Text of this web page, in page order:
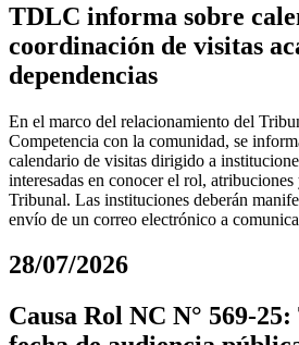
TDLC informa sobre
coordinación de visitas
dependencias
En el marco del relacionamiento del
Competencia con la comunidad, se
calendario de visitas dirigido a
interesadas en conocer el rol,
Tribunal. Las instituciones deberán
envío de un correo electrónico a
28/07/2026
Causa Rol NC N° 569-